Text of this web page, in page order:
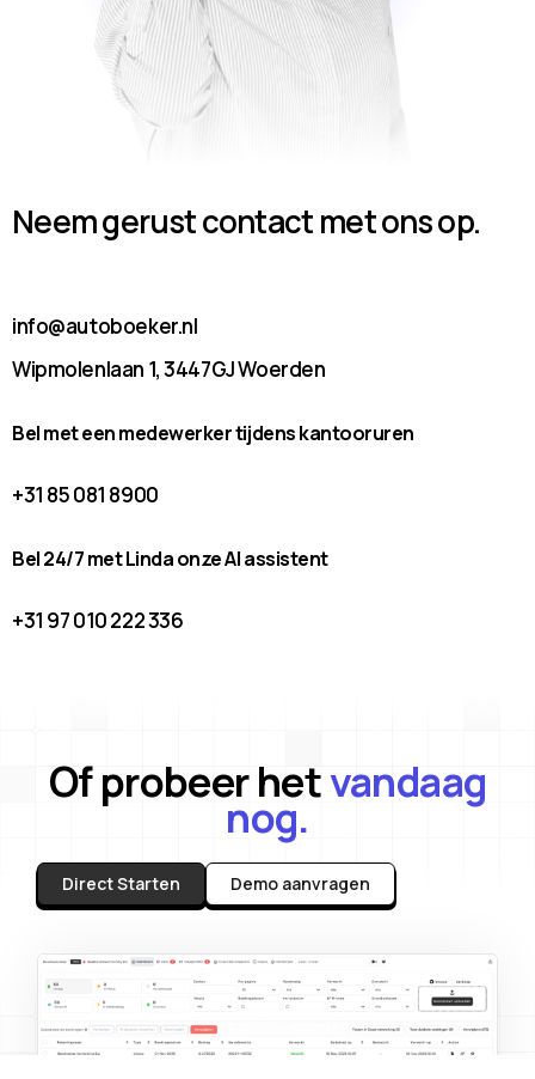
Neem gerust contact met ons op.
info@autoboeker.nl
Wipmolenlaan 1, 3447GJ Woerden
Bel met een medewerker tijdens kantooruren
+31 85 081 8900
Bel 24/7 met Linda onze AI assistent
+31 97 010 222 336
Of probeer hetvandaag
nog.
Direct Starten Demo aanvragen